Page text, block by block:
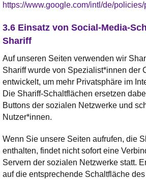
https://www.google.com/intl/de/
3.6 Einsatz von Social-Media-
Shariff
Auf unseren Seiten verwenden wir
Shariff wurde von Spezialist*innen der
entwickelt, um mehr Privatsphäre im
Die Shariff-Schaltflächen ersetzen
Buttons der sozialen Netzwerke und
Nutzer*innen.
Wenn Sie unsere Seiten aufrufen, die
enthalten, findet nicht sofort eine
Servern der sozialen Netzwerke statt.
auf die entsprechende Schaltfläche